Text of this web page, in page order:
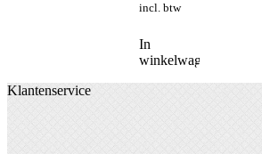
incl. btw
In
winkelwagen
Klantenservice